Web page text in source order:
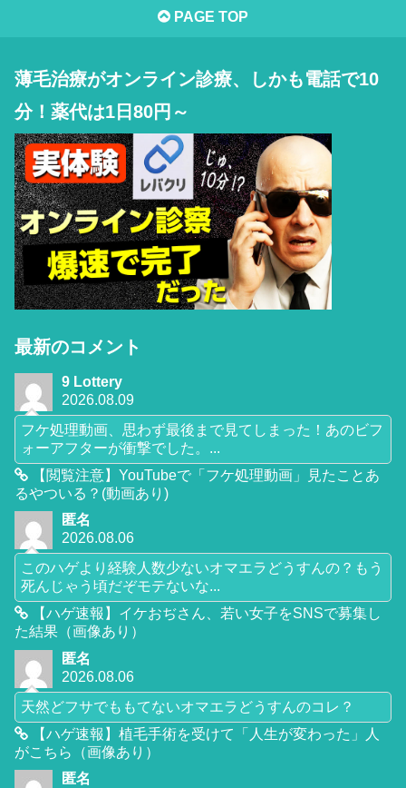
PAGE TOP
薄毛治療がオンライン診療、しかも電話で10
分！薬代は1日80円～
最新のコメント
9 Lottery
2026.08.09
フケ処理動画、思わず最後まで見てしまった！あのビフ
ォーアフターが衝撃でした。...
【閲覧注意】YouTubeで「フケ処理動画」見たことあ
るやついる？(動画あり)
匿名
2026.08.06
このハゲより経験人数少ないオマエラどうすんの？もう
死んじゃう頃だぞモテないな...
【ハゲ速報】イケおぢさん、若い女子をSNSで募集し
た結果（画像あり）
匿名
2026.08.06
天然どフサでももてないオマエラどうすんのコレ？
【ハゲ速報】植毛手術を受けて「人生が変わった」人
がこちら（画像あり）
匿名